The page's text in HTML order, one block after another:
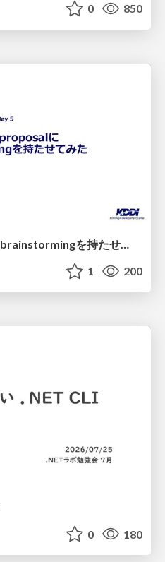
0 850
OpenSpecのproposalにbrainstormingを持たせてみた
1 200
0 180